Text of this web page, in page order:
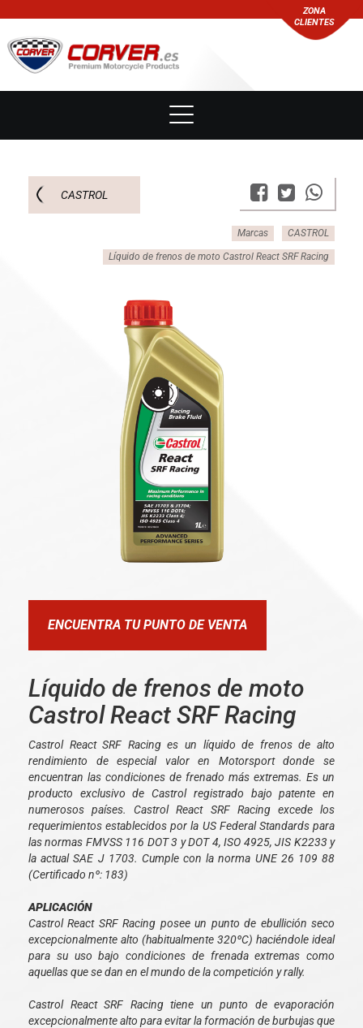
ZONA
CLIENTES
CASTROL
Marcas CASTROL
Líquido de frenos de moto Castrol React SRF Racing
ENCUENTRA TU PUNTO DE VENTA
Líquido de frenos de moto
Castrol React SRF Racing
Castrol React SRF Racing es un líquido de frenos de alto
rendimiento de especial valor en Motorsport donde se
encuentran las condiciones de frenado más extremas. Es un
producto exclusivo de Castrol registrado bajo patente en
numerosos países. Castrol React SRF Racing excede los
requerimientos establecidos por la US Federal Standards para
las normas FMVSS 116 DOT 3 y DOT 4, ISO 4925, JIS K2233 y
la actual SAE J 1703. Cumple con la norma UNE 26 109 88
(Certificado nº: 183)
APLICACIÓN
Castrol React SRF Racing posee un punto de ebullición seco
excepcionalmente alto (habitualmente 320ºC) haciéndole ideal
para su uso bajo condiciones de frenada extremas como
aquellas que se dan en el mundo de la competición y rally.
Castrol React SRF Racing tiene un punto de evaporación
excepcionalmente alto para evitar la formación de burbujas que